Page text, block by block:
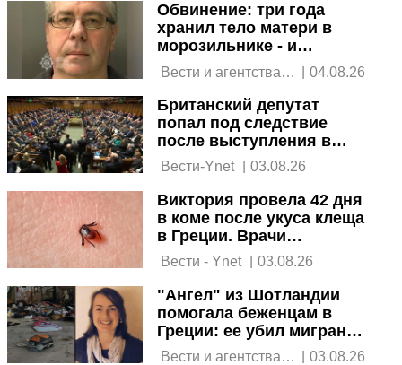
Обвинение: три года
хранил тело матери в
морозильнике - и
получал ее пенсию
Вести и агентства
| 04.08.26
Британский депутат
попал под следствие
после выступления в
поддержку Израиля
Вести-Ynet | 03.08.26
Виктория провела 42 дня
в коме после укуса клеща
в Греции. Врачи
объясняют Вести - Ynet | 03.08.26
"Ангел" из Шотландии
помогала беженцам в
Греции: ее убил мигрант,
тело нашли в чемодане
Вести и агентства
| 03.08.26